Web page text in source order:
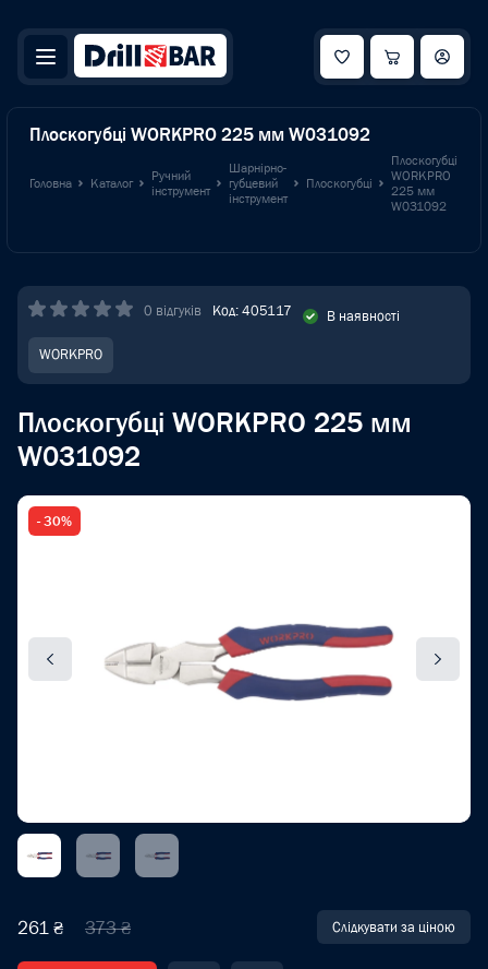
Плоскогубці WORKPRO 225 мм W031092
Головна Каталог
Ручний
інструмент
Шарнірно-
губцевий
інструмент
Плоскогубці
Плоскогубці
WORKPRO
225 мм
W031092
0 відгуків Код: 405117 В наявності
WORKPRO
Плоскогубці WORKPRO 225 мм
W031092
- 30%
261 ₴ 373 ₴ Слідкувати за ціною